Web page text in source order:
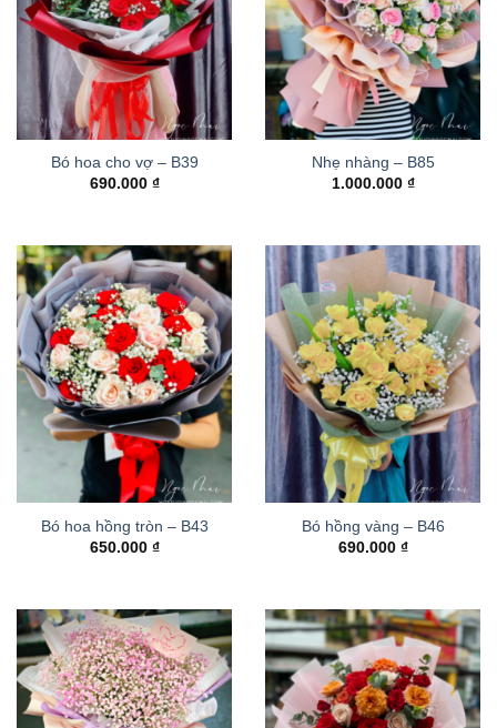
Bó hoa cho vợ – B39
690.000 ₫
Nhẹ nhàng – B85
1.000.000 ₫
Bó hoa hồng tròn – B43
650.000 ₫
Bó hồng vàng – B46
690.000 ₫